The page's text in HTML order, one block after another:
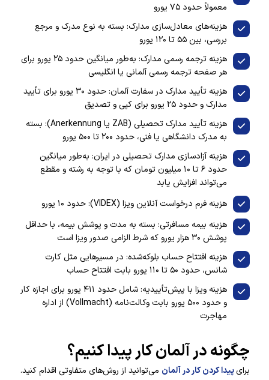
معمولاً حدود ۷۵ یورو
هزینه‌های معادل‌سازی مدارک: بسته به نوع مدرک و مرجع
بررسی، بین ۵۵ تا ۱۲۰ یورو
هزینه ترجمه رسمی مدارک: به‌طور میانگین حدود ۲۵ یورو برای
هر صفحه ترجمه رسمی آلمانی یا انگلیسی
هزینه تأیید مدارک در سفارت آلمان: حدود ۳۰ یورو برای تأیید
مدارک و حدود ۲۵ یورو برای کپی و تصدیق
هزینه تأیید مدارک تحصیلی (ZAB یا Anerkennung): بسته
به مدرک دانشگاهی یا فنی، حدود ۲۰۰ تا ۵۰۰ یورو
هزینه آزادسازی مدارک تحصیلی در ایران: به‌طور میانگین
حدود ۶ تا ۱۰ میلیون تومان که با توجه به رشته و مقطع
می‌تواند افزایش یابد
هزینه فرم درخواست آنلاین ویزا (VIDEX): حدود ۱۰ یورو
هزینه بیمه مسافرتی: بسته به مدت و پوشش بیمه، با حداقل
پوشش ۳۰ هزار یورو که شرط الزامی صدور ویزا است
هزینه افتتاح حساب بلوکه‌شده: در مسیرهایی مثل کارت
شانس، حدود ۵۰ تا ۱۱۰ یورو بابت افتتاح حساب
هزینه ویزا با پیش‌تأییدیه: شامل حدود ۴۱۱ یورو برای اجازه کار
و حدود ۵۰۰ یورو بابت وکالت‌نامه (Vollmacht) از اداره
مهاجرت
چگونه در آلمان کار پیدا کنیم؟
برایپیدا کردن کار در آلمان می‌توانید از روش‌های متفاوتی اقدام کنید.